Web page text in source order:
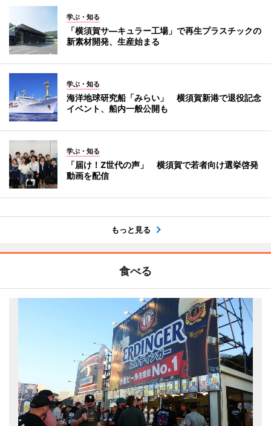
学ぶ・知る
「横須賀サ―キュラー工場」で再生プラスチックの
新素材開発、生産始まる
学ぶ・知る
海洋地球研究船「みらい」 横須賀新港で退役記念
イベント、船内一般公開も
学ぶ・知る
「届け！Z世代の声」 横須賀で若者向け選挙啓発
動画を配信
もっと見る
食べる